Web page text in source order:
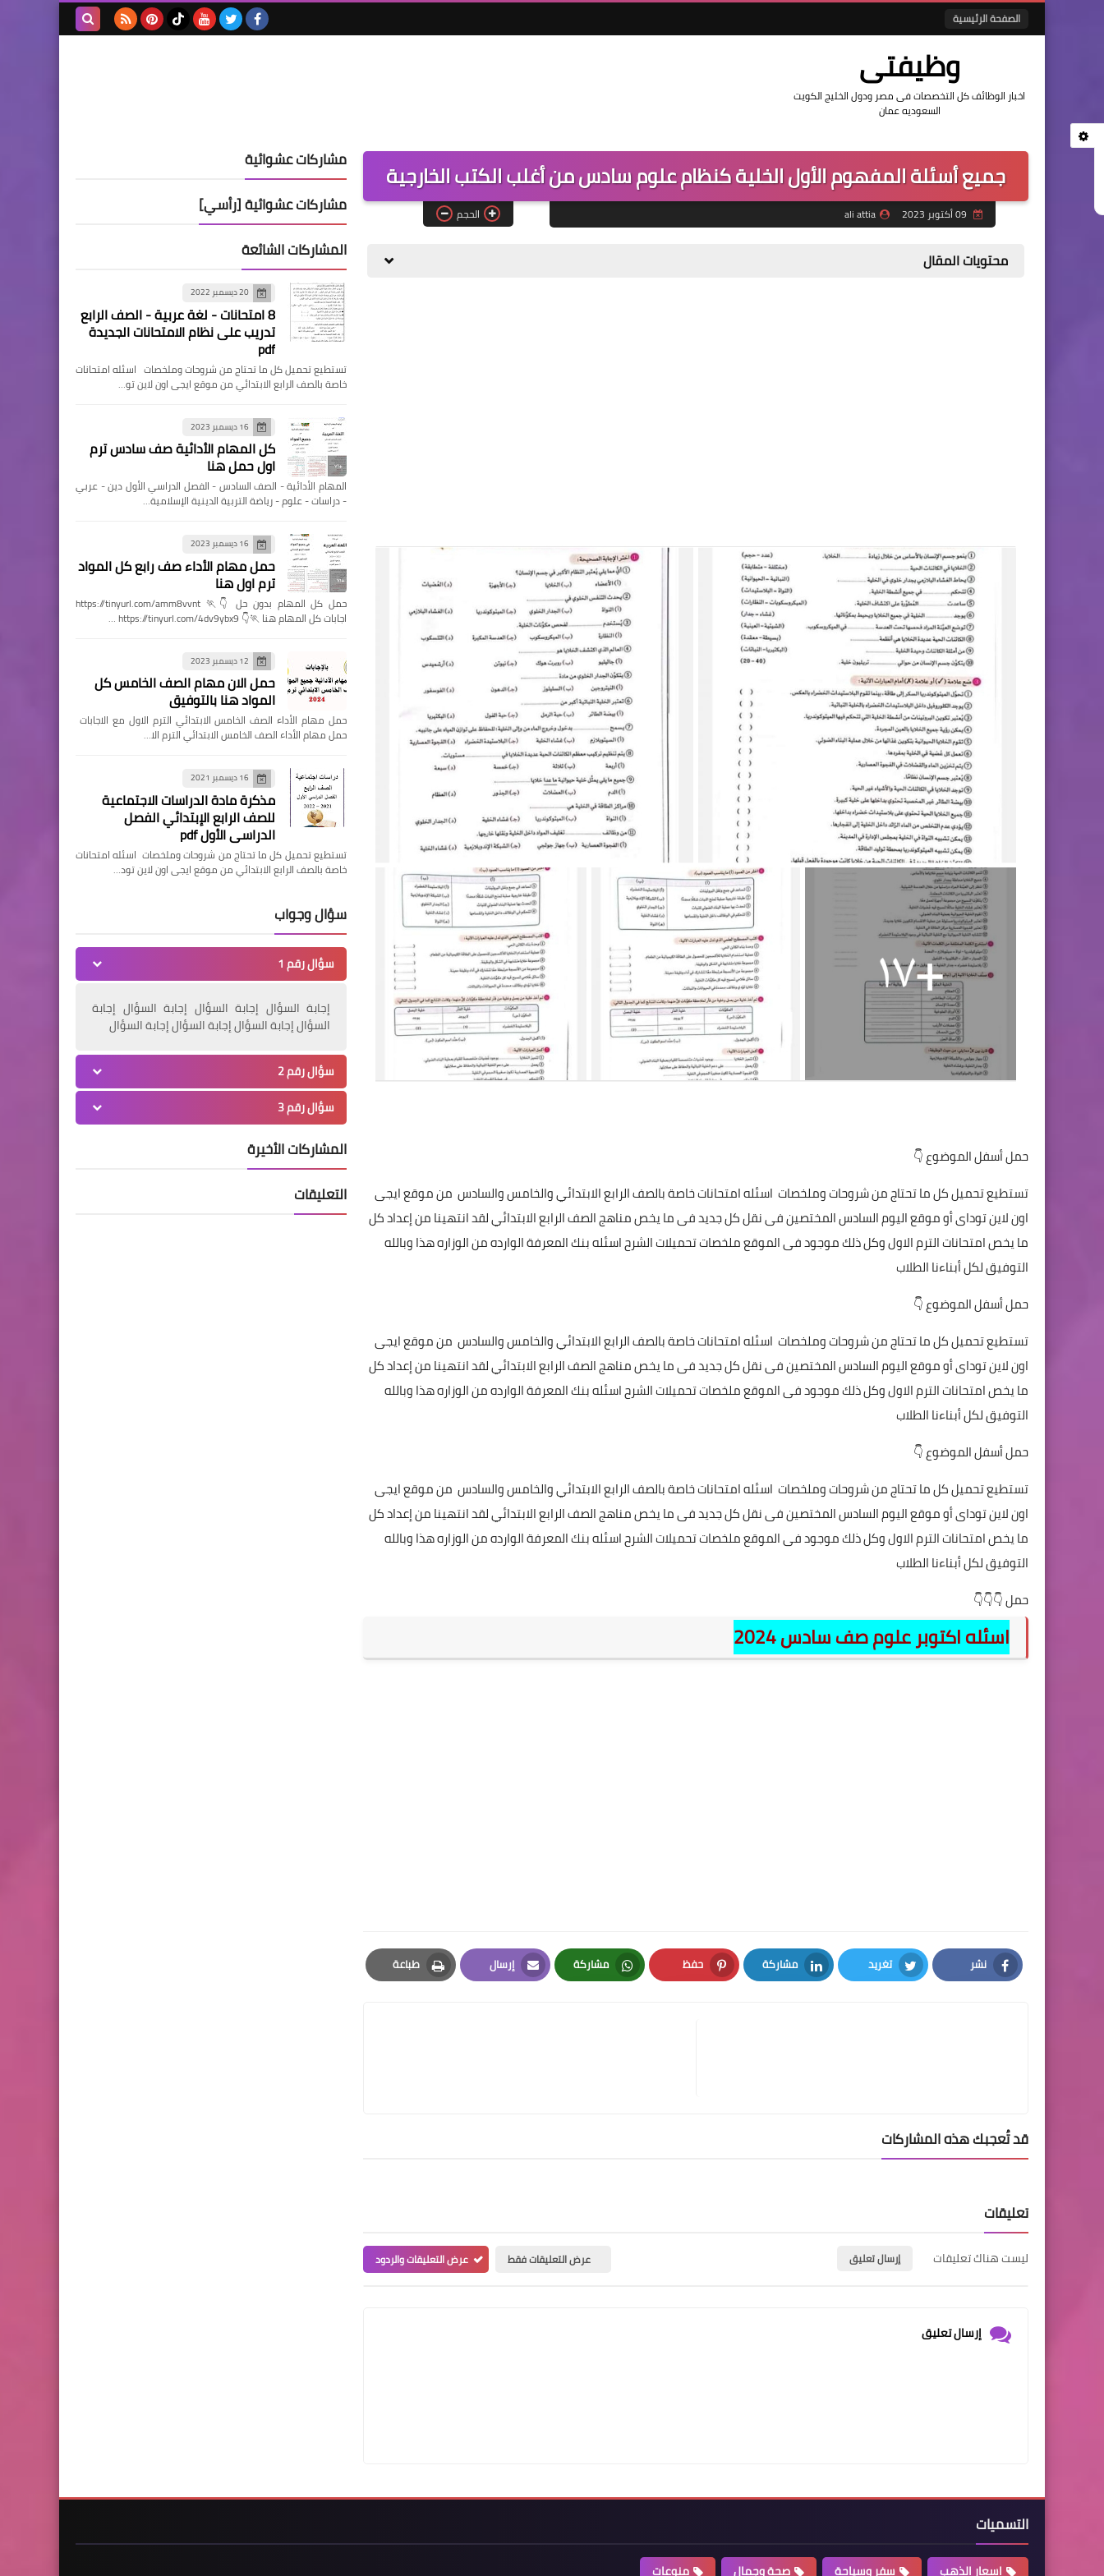
الصفحة الرئيسية
وظيفتى
اخبار الوظائف كل التخصصات فى مصر ودول الخليج الكويت
السعوديه عمان
جميع أسئلة المفهوم الأول الخلية كنظام علوم سادس من أغلب الكتب الخارجية
ali attia الحجم
محتويات المقال
حمل أسفل الموضوع 👇
تستطيع تحميل كل ما تحتاج من شروحات وملخصات اسئله امتحانات خاصة بالصف الرابع الابتدائي والخامس والسادس من موقع ايجى
اون لاين توداى أو موقع اليوم السادس المختصين فى نقل كل جديد فى ما يخص مناهج الصف الرابع الابتدائي لقد انتهينا من إعداد كل
ما يخص امتحانات الترم الاول وكل ذلك موجود فى الموقع ملخصات تحميلات الشرح اسئله بنك المعرفة الوارده من الوزاره هذا وبالله
التوفيق لكل أبناءنا الطلاب
حمل أسفل الموضوع 👇
تستطيع تحميل كل ما تحتاج من شروحات وملخصات اسئله امتحانات خاصة بالصف الرابع الابتدائي والخامس والسادس من موقع ايجى
اون لاين توداى أو موقع اليوم السادس المختصين فى نقل كل جديد فى ما يخص مناهج الصف الرابع الابتدائي لقد انتهينا من إعداد كل
ما يخص امتحانات الترم الاول وكل ذلك موجود فى الموقع ملخصات تحميلات الشرح اسئله بنك المعرفة الوارده من الوزاره هذا وبالله
التوفيق لكل أبناءنا الطلاب
حمل أسفل الموضوع 👇
تستطيع تحميل كل ما تحتاج من شروحات وملخصات اسئله امتحانات خاصة بالصف الرابع الابتدائي والخامس والسادس من موقع ايجى
اون لاين توداى أو موقع اليوم السادس المختصين فى نقل كل جديد فى ما يخص مناهج الصف الرابع الابتدائي لقد انتهينا من إعداد كل
ما يخص امتحانات الترم الاول وكل ذلك موجود فى الموقع ملخصات تحميلات الشرح اسئله بنك المعرفة الوارده من الوزاره هذا وبالله
التوفيق لكل أبناءنا الطلاب
حمل 👇👇👇
اسئله اكتوبر علوم صف سادس 2024
نشر
Facebook
تغريد
Twitter
مشاركة
LinkedIn
حفظ
Pinterest
مشاركة
Whatsapp
إرسال
Email
طباعة
Print
قد تُعجبك هذه المشاركات
تعليقات
ليست هناك تعليقات إرسال تعليق عرض التعليقات فقط عرض التعليقات والردود
إرسال تعليق
مشاركات عشوائية
مشاركات عشوائية [رأسي]
المشاركات الشائعة
20 ديسمبر 2022
8 امتحانات - لغة عربية - الصف الرابع
تدريب على نظام الامتحانات الجديدة
pdf
تستطيع تحميل كل ما تحتاج من شروحات وملخصات اسئله امتحانات
خاصة بالصف الرابع الابتدائي من موقع ايجى اون لاين تو…
16 ديسمبر 2023
كل المهام الأدائية صف سادس ترم
اول حمل هنا
المهام الأدائية - الصف السادس - الفصل الدراسي الأول دين - عربي
- دراسات - علوم - رياضة التربية الدينية الإسلامية…
16 ديسمبر 2023
حمل مهام الأداء صف رابع كل المواد
ترم اول هنا
حمل كل المهام بدون حل 👇🏃 https://tinyurl.com/amm8vvnt
اجابات كل المهام هنا 🏃👇 https://tinyurl.com/4dv9ybx9 …
12 ديسمبر 2023
حمل الان مهام الصف الخامس كل
المواد هنا بالتوفيق
حمل مهام الأداء الصف الخامس الابتدائي الترم الاول مع الاجابات
حمل مهام الأداء الصف الخامس الابتدائي الترم الا…
16 ديسمبر 2021
مذكرة مادة الدراسات الاجتماعية
للصف الرابع الإبتدائي الفصل
الدراسي الأول pdf
تستطيع تحميل كل ما تحتاج من شروحات وملخصات اسئله امتحانات
خاصة بالصف الرابع الابتدائي من موقع ايجى اون لاين تود…
سؤال وجواب
سؤال رقم 1
إجابة السؤال إجابة السؤال إجابة السؤال إجابة
السؤال إجابة السؤال إجابة السؤال إجابة السؤال
سؤال رقم 2
سؤال رقم 3
المشاركات الأخيرة
التعليقات
التسميات
اسعار الذهب سفر وسياحة صحة وجمال منوعات